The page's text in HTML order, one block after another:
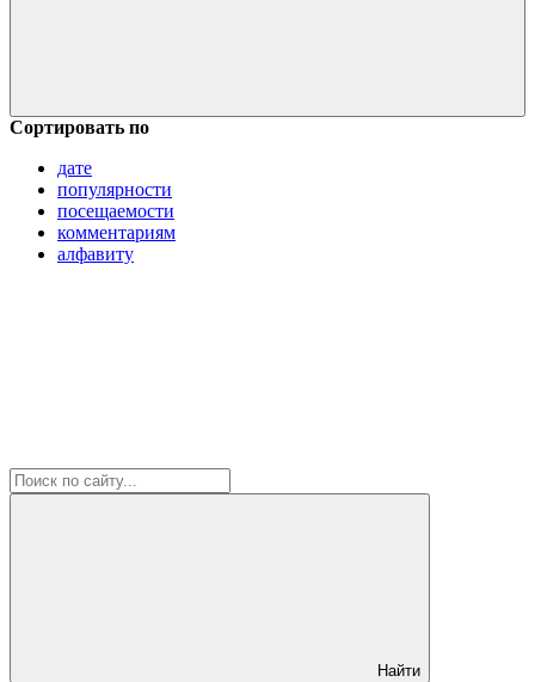
Сортировать по
дате
популярности
посещаемости
комментариям
алфавиту
Найти